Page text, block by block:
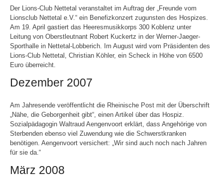
Der Lions-Club Nettetal veranstaltet im Auftrag der „Freunde vom
Lionsclub Nettetal e.V.“ ein Benefizkonzert zugunsten des Hospizes.
Am 19. April gastiert das Heeresmusikkorps 300 Koblenz unter
Leitung von Oberstleutnant Robert Kuckertz in der Werner-Jaeger-
Sporthalle in Nettetal-Lobberich. Im August wird vom Präsidenten des
Lions-Club Nettetal, Christian Köhler, ein Scheck in Höhe von 6500
Euro überreicht.
Dezember 2007
Am Jahresende veröffentlicht die Rheinische Post mit der Überschrift
„Nähe, die Geborgenheit gibt“, einen Artikel über das Hospiz.
Sozialpädagogin Waltraud Aengenvoort erklärt, dass Angehörige von
Sterbenden ebenso viel Zuwendung wie die Schwerstkranken
benötigen. Aengenvoort versichert: „Wir sind auch noch nach Jahren
für sie da.“
März 2008